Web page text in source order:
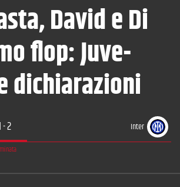
David e Di
flop: Juve-
dichiarazioni
-2 Inter